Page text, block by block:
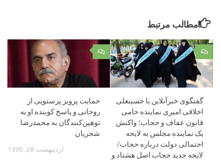
مطالب مرتبط
۰
حمایت پرویز پرستویی از
روحانی و پاسخ کوبنده او به
توهین‌کنندگان به محمدرضا
شجریان
اردیبهشت 28, 1396
۰
گفتگوی خبرآنلاین با حسینعلی
اخلاقی امیری نماینده حامی
قانون عفاف و حجاب؛ واکنش
یک نماینده مجلس به لایحه
احتمالی دولت درباره حجاب/
لایحه جدید حجاب اصل هشتاد و